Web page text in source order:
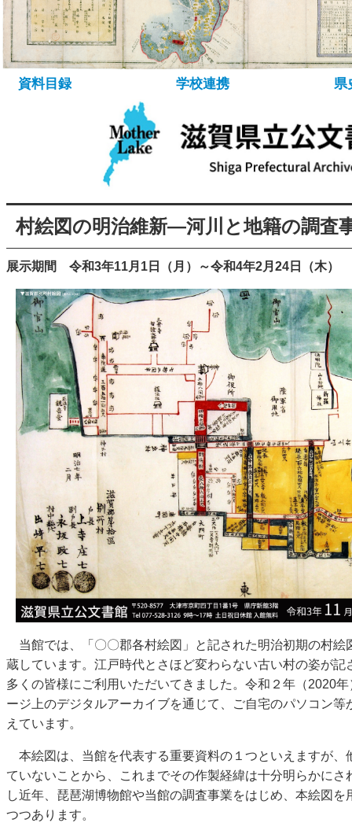
所蔵資料について 資料の探し方 デ
資料目録 学校連携 県
村絵図の明治維新―河川と地籍の調査
展示期間 令和3年11月1日（月）～令和4年2月24日（木）
当館では、「〇〇郡各村絵図」と記された明治初期の村絵
蔵しています。江戸時代とさほど変わらない古い村の姿が記
多くの皆様にご利用いただいてきました。令和２年（2020
ージ上のデジタルアーカイブを通じて、ご自宅のパソコン等
えています。
本絵図は、当館を代表する重要資料の１つといえますが、
ていないことから、これまでその作製経緯は十分明らかにさ
し近年、琵琶湖博物館や当館の調査事業をはじめ、本絵図
つつあります。